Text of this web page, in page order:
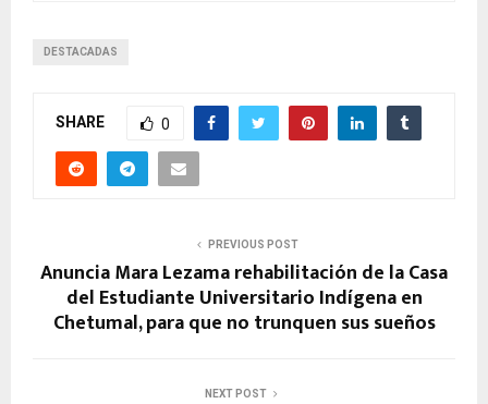
DESTACADAS
SHARE 0
PREVIOUS POST
Anuncia Mara Lezama rehabilitación de la Casa
del Estudiante Universitario Indígena en
Chetumal, para que no trunquen sus sueños
NEXT POST